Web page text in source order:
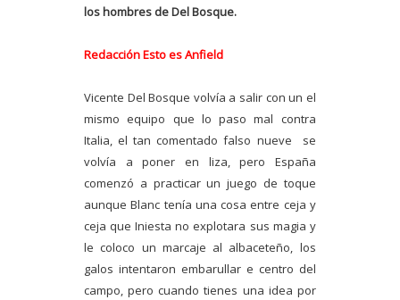
los hombres de Del Bosque.
Redacción Esto es Anfield
Vicente Del Bosque volvía a salir con un el
mismo equipo que lo paso mal contra
Italia, el tan comentado falso nueve
se
volvía a poner en liza, pero España
comenzó a practicar un juego de toque
aunque Blanc tenía una cosa entre ceja y
ceja que Iniesta no explotara sus magia y
le coloco un marcaje al albaceteño, los
galos intentaron embarullar e centro del
campo, pero cuando tienes una idea por